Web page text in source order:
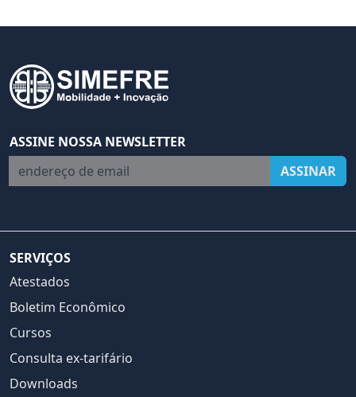
ASSINE NOSSA NEWSLETTER
endereço de email
ASSINAR
SERVIÇOS
Atestados
Boletim Econômico
Cursos
Consulta ex-tarifário
Downloads